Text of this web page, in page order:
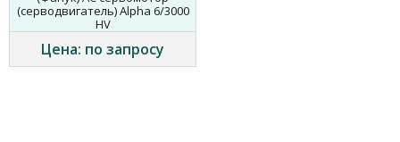
(серводвигатель) Alpha 6/3000
HV
Цена: по запросу